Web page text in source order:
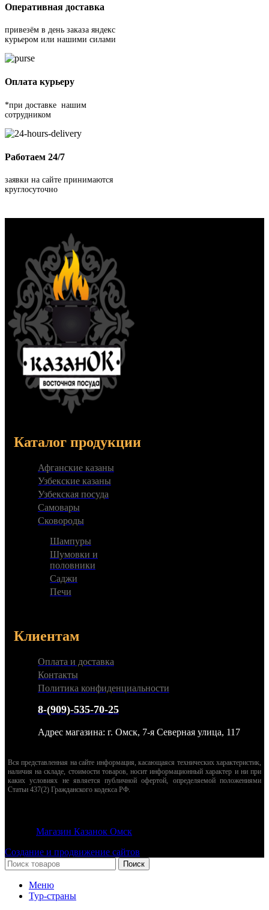
Оперативная доставка
привезём в день заказа яндекс
курьером или нашими силами
Оплата курьеру
*при доставке нашим
сотрудником
Работаем 24/7
заявки на сайте принимаются
круглосуточно
Каталог продукции
Афганские казаны
Узбекские казаны
Узбекская посуда
Самовары
Сковороды
Шампуры
Шумовки и
половники
Саджи
Печи
Клиентам
Оплата и доставка
Контакты
Политика конфиденциальности
8-(909)-535-70-25
Адрес магазина: г. Омск, 7-я Северная улица, 117
Вся представленная на сайте информация, касающаяся технических характеристик,
наличия на складе, стоимости товаров, носит информационный характер и ни при
каких условиях не является публичной офертой, определяемой положениями
Статьи 437(2) Гражданского кодекса РФ.
Магазин Казанок Омск
Создание и продвижение сайтов
Поиск
Меню
Тур-страны